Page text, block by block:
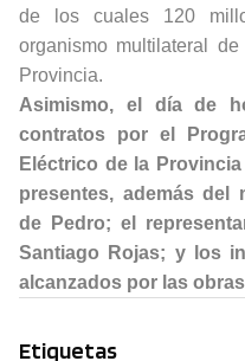
de los cuales 120
organismo multilateral
Provincia.
Asimismo, el día de
contratos por el
Eléctrico de la
presentes, además del
de Pedro; el
Santiago Rojas; y los
alcanzados por las
Etiquetas